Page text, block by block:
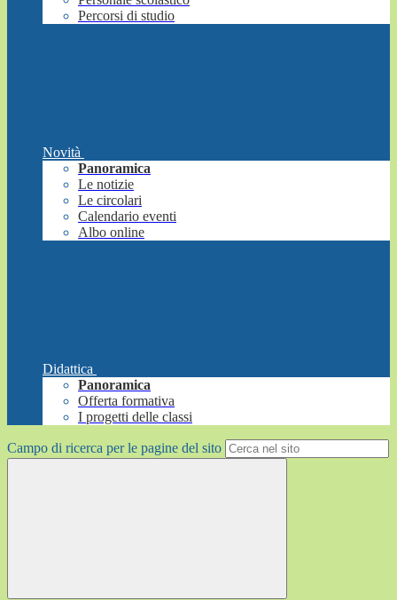
Percorsi di studio
Novità
Panoramica
Le notizie
Le circolari
Calendario eventi
Albo online
Didattica
Panoramica
Offerta formativa
I progetti delle classi
Campo di ricerca per le pagine del sito